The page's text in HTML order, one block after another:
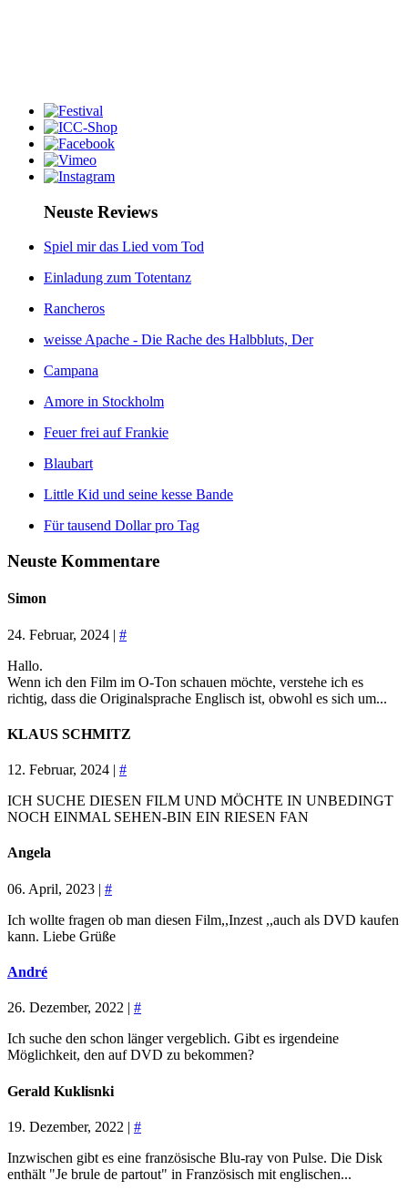
Neuste Reviews
Spiel mir das Lied vom Tod
Einladung zum Totentanz
Rancheros
weisse Apache - Die Rache des Halbbluts, Der
Campana
Amore in Stockholm
Feuer frei auf Frankie
Blaubart
Little Kid und seine kesse Bande
Für tausend Dollar pro Tag
Neuste Kommentare
Simon
24. Februar, 2024 | #
Hallo.
Wenn ich den Film im O-Ton schauen möchte, verstehe ich es
richtig, dass die Originalsprache Englisch ist, obwohl es sich um...
KLAUS SCHMITZ
12. Februar, 2024 | #
ICH SUCHE DIESEN FILM UND MÖCHTE IN UNBEDINGT
NOCH EINMAL SEHEN-BIN EIN RIESEN FAN
Angela
06. April, 2023 | #
Ich wollte fragen ob man diesen Film,,Inzest ,,auch als DVD kaufen
kann. Liebe Grüße
André
26. Dezember, 2022 | #
Ich suche den schon länger vergeblich. Gibt es irgendeine
Möglichkeit, den auf DVD zu bekommen?
Gerald Kuklisnki
19. Dezember, 2022 | #
Inzwischen gibt es eine französische Blu-ray von Pulse. Die Disk
enthält "Je brule de partout" in Französisch mit englischen...